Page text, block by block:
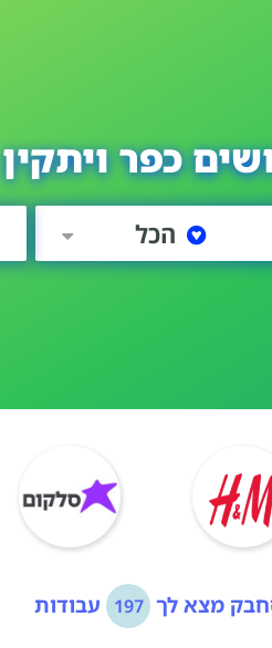
כפר ויתקין
הכל
מצא לך 197 עבודות